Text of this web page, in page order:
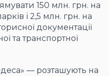
150 млн. грн. на
і 2,5 млн. грн. на
документації
та транспортної
— розташують на